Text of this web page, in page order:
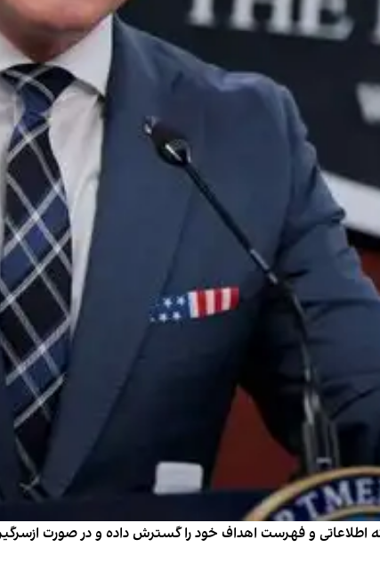
و فهرست اهداف خود را گسترش داده و در صورت